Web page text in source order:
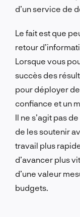
d’un service de
Le fait est que
retour
Lorsque vous
succès des
pour déployer
confiance et un
Il ne s’agit pas
de les soutenir
travail plus
d’avancer plus
d’une valeur
budgets.